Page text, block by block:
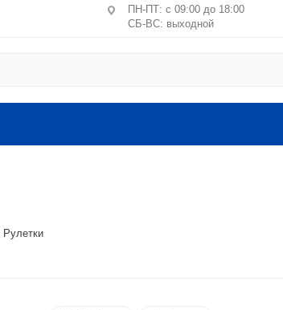
ПН-ПТ: с 09:00 до 18:00
СБ-ВС: выходной
ст. м. Китай-город, Лубянка
Рулетки